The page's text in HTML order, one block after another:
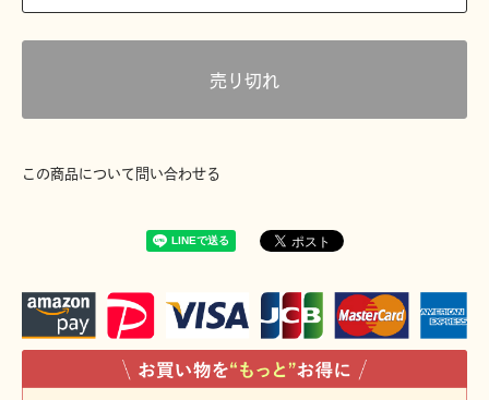
売り切れ
この商品について問い合わせる